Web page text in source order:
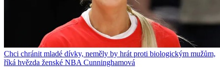
Chci chránit mladé dívky, neměly by hrát proti biologickým mužům,
říká hvězda ženské NBA Cunninghamová